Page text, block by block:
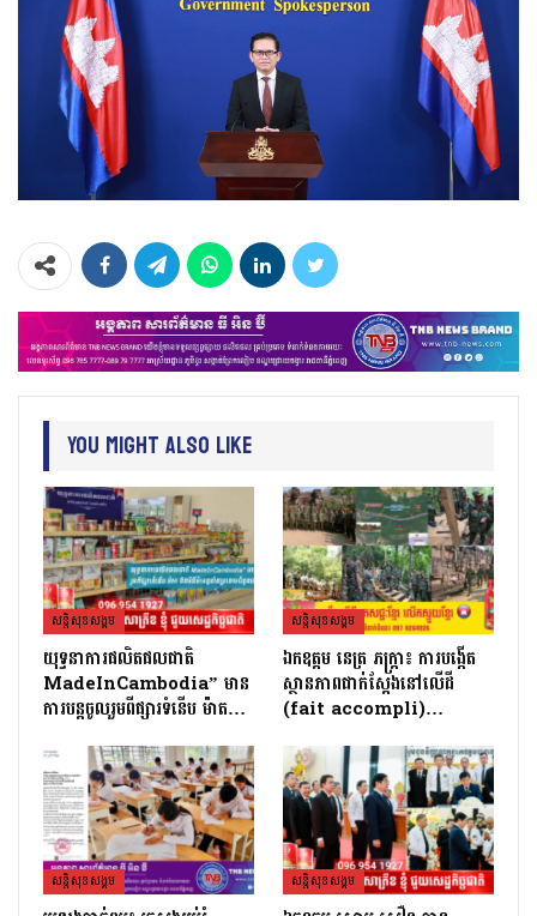
You Might Also Like
សន្តិសុខសង្គម
យុទ្ធនាការផលិតផលជាតិ
MadeInCambodia” មាន
ការបន្តចូលរួមពីផ្សារទំនើប ម៉ាត…
សន្តិសុខសង្គម
ឯកឧត្តម នេត្រ ភក្ត្រា៖ ការបង្កើត
ស្ថានភាពជាក់ស្តែងនៅលើដី
(fait accompli)…
សន្តិសុខសង្គម សន្តិសុខសង្គម